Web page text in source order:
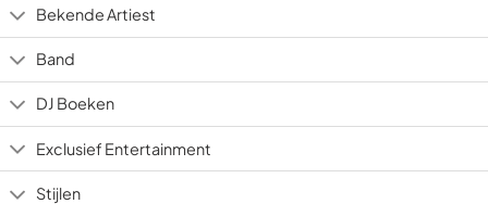
Bekende Artiest
Band
DJ Boeken
Exclusief Entertainment
Stijlen